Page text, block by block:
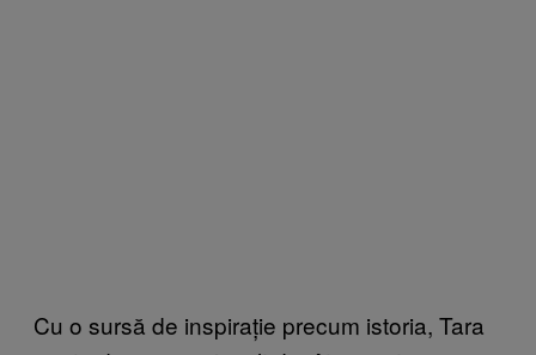
Cu o sursă de inspirație precum istoria, Tara